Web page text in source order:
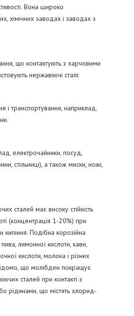
Вона широко
хімічних заводах і заводах з
що контактують з харчовими
нержавіючі сталі:
і транспортування, наприклад,
електрочайники, посуд,
стільниці), а також миски, ножі,
сталей має високу стійкість
(концентрація 1-20%) при
Подібна корозійна
пива, лимонної кислоти, кави,
кислоти, молока і різних
що молібден покращує
сталей при контакті з
рідинами, що містять хлорид-